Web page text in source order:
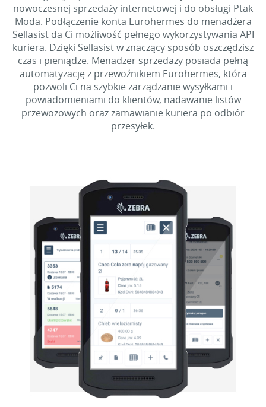
nowoczesnej sprzedaży internetowej i do obsługi Ptak
Moda. Podłączenie konta Eurohermes do menadżera
Sellasist da Ci możliwość pełnego wykorzystywania API
kuriera. Dzięki Sellasist w znaczący sposób oszczędzisz
czas i pieniądze. Menadżer sprzedaży posiada pełną
automatyzację z przewoźnikiem Eurohermes, która
pozwoli Ci na szybkie zarządzanie wysyłkami i
powiadomieniami do klientów, nadawanie listów
przewozowych oraz zamawianie kuriera po odbiór
przesyłek.